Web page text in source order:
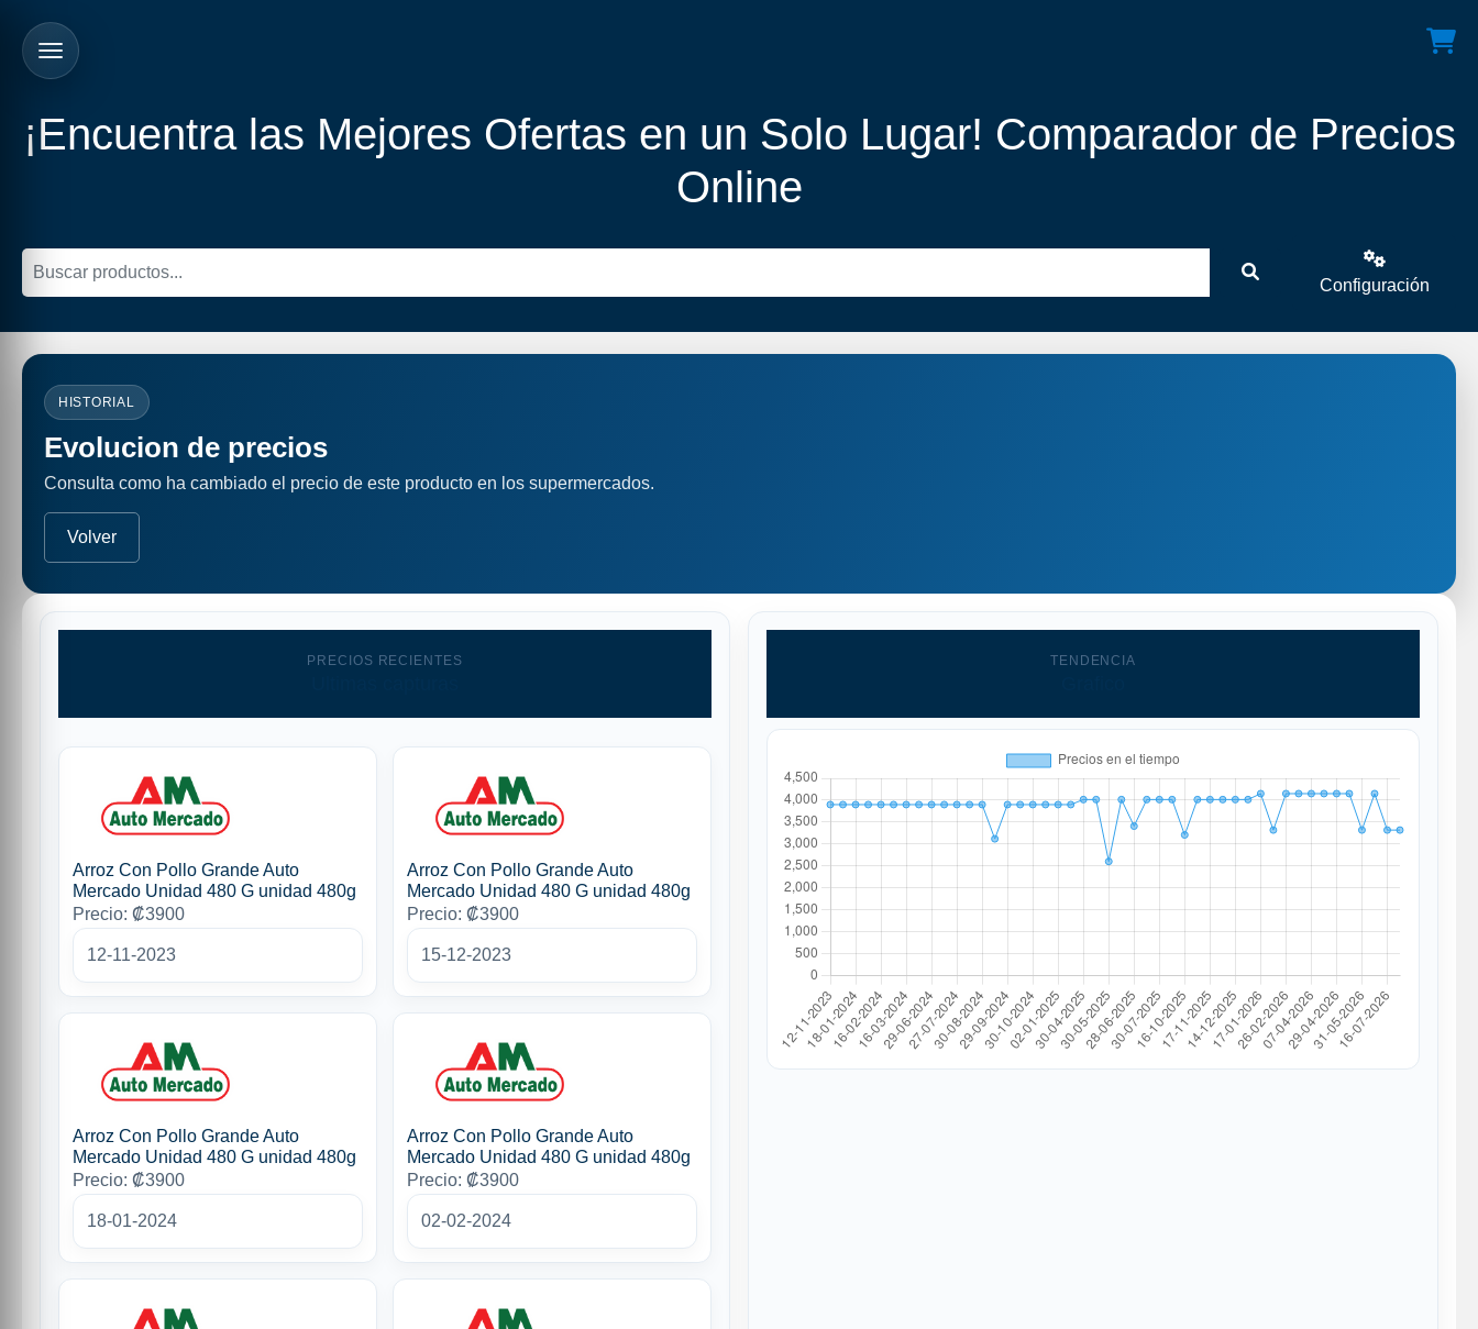
¡Encuentra las Mejores Ofertas en un Solo Lugar! Comparador de Precios
Online
Configuración
HISTORIAL
Evolucion de precios
Consulta como ha cambiado el precio de este producto en los supermercados.
Volver
PRECIOS RECIENTES
Arroz Con Pollo Grande Auto
Mercado Unidad 480 G unidad 480g
Precio: ₡3900
12-11-2023
Arroz Con Pollo Grande Auto
Mercado Unidad 480 G unidad 480g
Precio: ₡3900
15-12-2023
Arroz Con Pollo Grande Auto
Mercado Unidad 480 G unidad 480g
Precio: ₡3900
18-01-2024
Arroz Con Pollo Grande Auto
Mercado Unidad 480 G unidad 480g
Precio: ₡3900
02-02-2024
TENDENCIA